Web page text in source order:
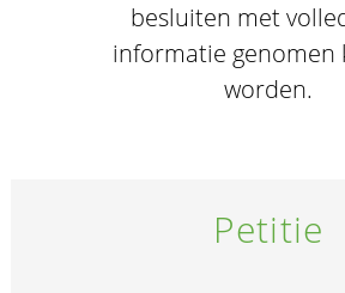
besluiten met
informatie genomen
worden.
Petitie